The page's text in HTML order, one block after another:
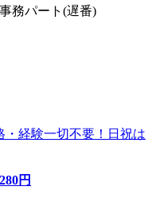
務パート(遅番)
・経験一切不要！日祝は
円